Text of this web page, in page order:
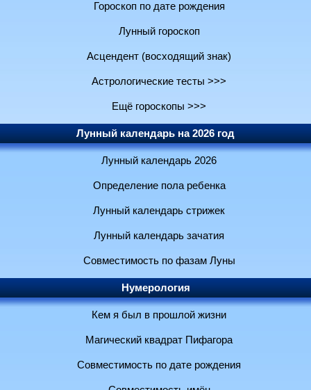
Гороскоп по дате рождения
Лунный гороскоп
Асцендент (восходящий знак)
Астрологические тесты >>>
Ещё гороскопы >>>
Лунный календарь на 2026 год
Лунный календарь 2026
Определение пола ребенка
Лунный календарь стрижек
Лунный календарь зачатия
Совместимость по фазам Луны
Нумерология
Кем я был в прошлой жизни
Магический квадрат Пифагора
Совместимость по дате рождения